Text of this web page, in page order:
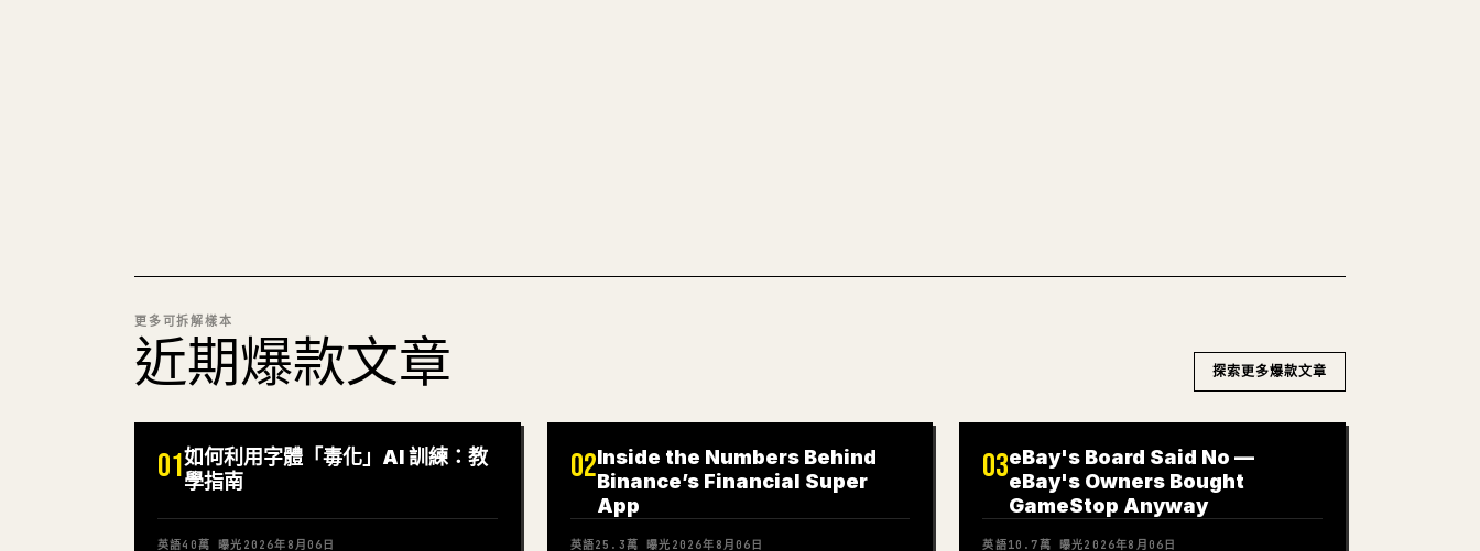
更多可拆解樣本
近期爆款文章 探索更多爆款文章
01如何利用字體「毒化」AI 訓練：教
學指南
英語40萬 曝光 2026年8月06日
02Inside the Numbers Behind
Binance’s Financial Super
App
英語25.3萬 曝光 2026年8月06日
03eBay's Board Said No —
eBay's Owners Bought
GameStop Anyway
英語10.7萬 曝光2026年8月06日